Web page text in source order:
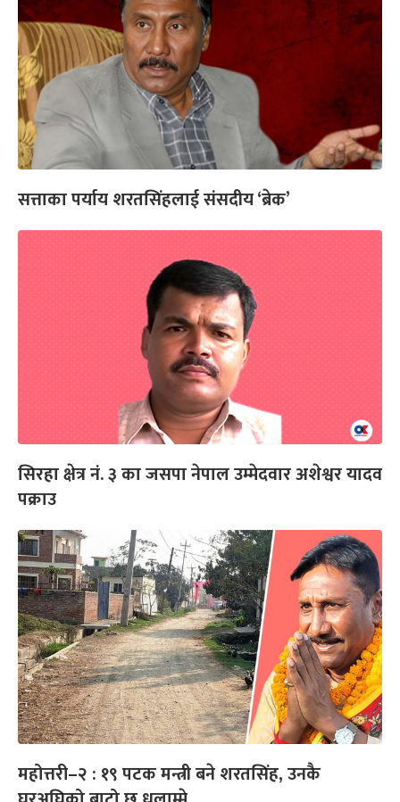
सत्ताका पर्याय शरतसिंहलाई संसदीय ‘ब्रेक’
सिरहा क्षेत्र नं. ३ का जसपा नेपाल उम्मेदवार अशेश्वर यादव
पक्राउ
महोत्तरी–२ : १९ पटक मन्त्री बने शरतसिंह, उनकै